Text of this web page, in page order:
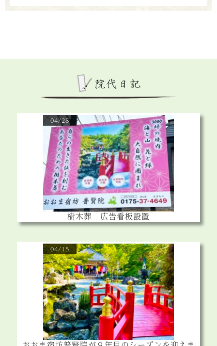
04/28
樹木葬 広告看板設置
04/15